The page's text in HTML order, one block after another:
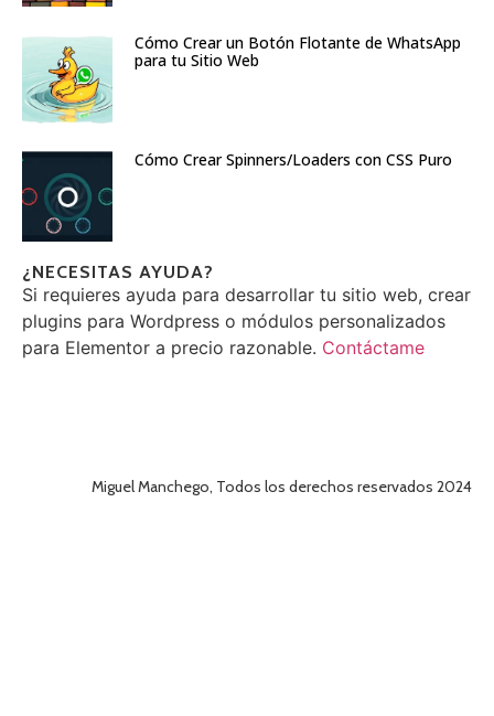
Cómo Crear un Botón Flotante de WhatsApp
para tu Sitio Web
Cómo Crear Spinners/Loaders con CSS Puro
¿NECESITAS AYUDA?
Si requieres ayuda para desarrollar tu sitio web, crear
plugins para Wordpress o módulos personalizados
para Elementor a precio razonable. Contáctame
Miguel Manchego, Todos los derechos reservados 2024